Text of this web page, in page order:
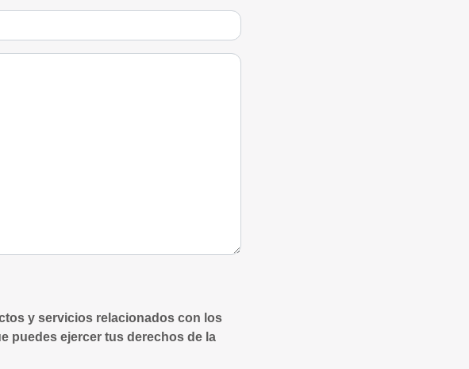
y servicios relacionados con los
puedes ejercer tus derechos de la